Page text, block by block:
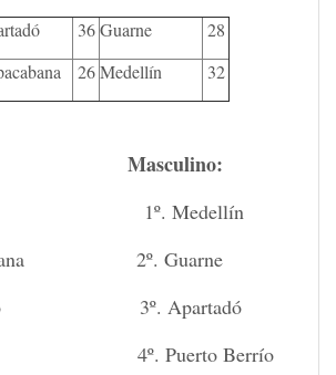
36 Guarne
28
26 Medellín 32
Masculino:
1º. Medellín
2º. Guarne
3º. Apartadó
4º. Puerto Berrío